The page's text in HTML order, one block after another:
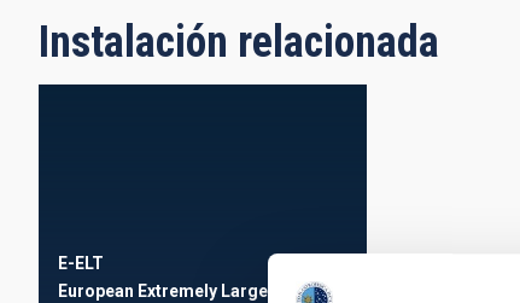
Instalación relacionada
E-ELT
European Extremely Large